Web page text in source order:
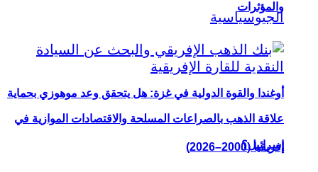
أوغندا والقوة الدولية في غزة: هل يتحقق وعد موهوزي بحماية
إسرائيل؟
والمؤثرات
علاقة الذهب بالصراعات المسلحة والاقتصادات الموازية في
إفريقيا (2000–2026)